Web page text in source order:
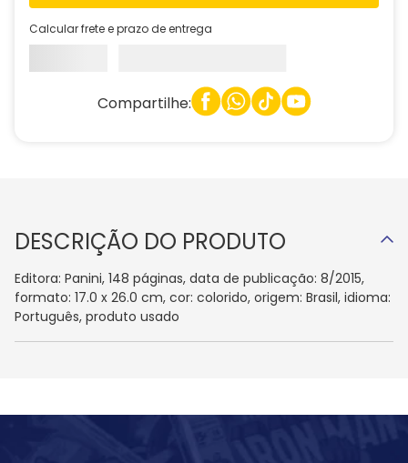
Calcular frete e prazo de entrega
Compartilhe:
DESCRIÇÃO DO PRODUTO
Editora: Panini, 148 páginas, data de publicação: 8/2015,
formato: 17.0 x 26.0 cm, cor: colorido, origem: Brasil, idioma:
Português, produto usado